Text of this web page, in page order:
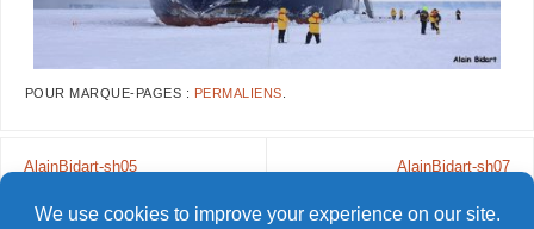
POUR MARQUE-PAGES : PERMALIENS
AlainBidart-sh05 AlainBidart-sh07